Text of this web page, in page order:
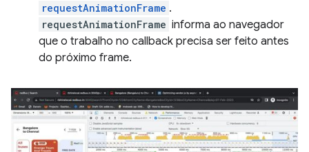
requestAnimationFrame .
requestAnimationFrame informa ao navegador
que o trabalho no callback precisa ser feito antes
do próximo frame.